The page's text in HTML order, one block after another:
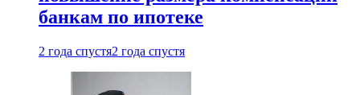
банкам по ипотеке
2 года спустя2 года спустя